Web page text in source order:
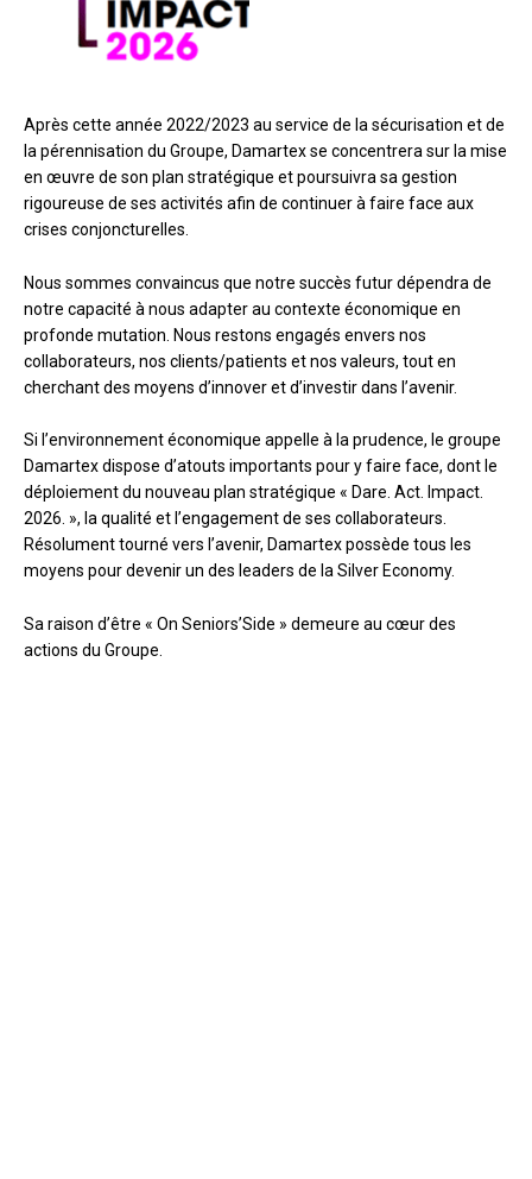
Après cette année 2022/2023 au service de la sécurisation et de
la pérennisation du Groupe, Damartex se concentrera sur la mise
en œuvre de son plan stratégique et poursuivra sa gestion
rigoureuse de ses activités afin de continuer à faire face aux
crises conjoncturelles.
Nous sommes convaincus que notre succès futur dépendra de
notre capacité à nous adapter au contexte économique en
profonde mutation. Nous restons engagés envers nos
collaborateurs, nos clients/patients et nos valeurs, tout en
cherchant des moyens d’innover et d’investir dans l’avenir.
Si l’environnement économique appelle à la prudence, le groupe
Damartex dispose d’atouts importants pour y faire face, dont le
déploiement du nouveau plan stratégique « Dare. Act. Impact.
2026. », la qualité et l’engagement de ses collaborateurs.
Résolument tourné vers l’avenir, Damartex possède tous les
moyens pour devenir un des leaders de la Silver Economy.
Sa raison d’être « On Seniors’Side » demeure au cœur des
actions du Groupe.